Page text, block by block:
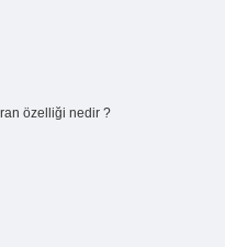
özelliği nedir ?